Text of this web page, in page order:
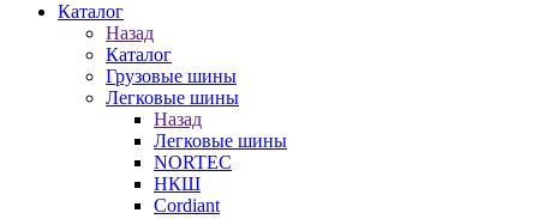
Каталог
Назад
Каталог
Грузовые шины
Легковые шины
Назад
Легковые шины
NORTEС
НКШ
Cordiant